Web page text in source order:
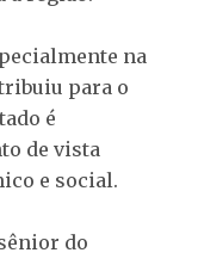
na
para o
é
de vista
e social.
do